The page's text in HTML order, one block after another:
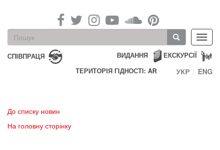
Пошукова
форма
Пошук
СПІВПРАЦЯ ЕКСКУРСІЇ
ВИДАННЯ
ТЕРИТОРІЯ ГІДНОСТІ: AR
УКР ENG
До списку новин
На головну сторінку